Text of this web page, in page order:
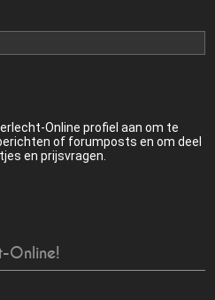
Online profiel aan om te
of forumposts en om deel
en prijsvragen.
Online!